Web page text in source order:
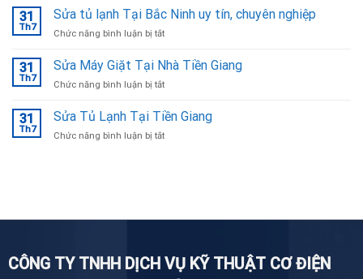
Ninh
Bếp
Tại
Ninh
31
Th7
Sửa tủ lạnh Tại Bắc Ninh uy tín, chuyên nghiệp
Chức năng bình luận bị tắtở
tủ
Tại
Ninh
31
Th7
Sửa Máy Giặt Tại Nhà Tiền Giang
Chức năng bình luận bị tắtở
Máy
Tại
31
Th7
Sửa Tủ Lạnh Tại Tiền Giang
Chức năng bình luận bị tắtở
Giang
CÔNG TY TNHH DỊCH VỤ KỸ THUẬT CƠ ĐIỆN